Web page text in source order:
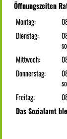
Öffnungszeiten
Montag:
Dienstag:
Mittwoch:
Donnerstag:
Freitag:
Das Sozialamt